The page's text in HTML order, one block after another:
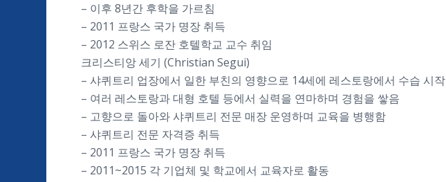
– 이후 8년간 후학을 가르침
– 2011 프랑스 국가 명장 취득
– 2012 스위스 로잔 호텔학교 교수 취임
크리스티앙 세기 (Christian Segui)
– 샤퀴트리 업장에서 일한 부친의 영향으로 14세에 레스토랑에서 수습 시작
– 여러 레스토랑과 대형 호텔 등에서 실력을 연마하며 경험을 쌓음
– 고향으로 돌아와 샤퀴트리 전문 매장 운영하며 교육을 병행함
– 샤퀴트리 전문 자격증 취득
– 2011 프랑스 국가 명장 취득
– 2011~2015 각 기업체 및 학교에서 교육자로 활동